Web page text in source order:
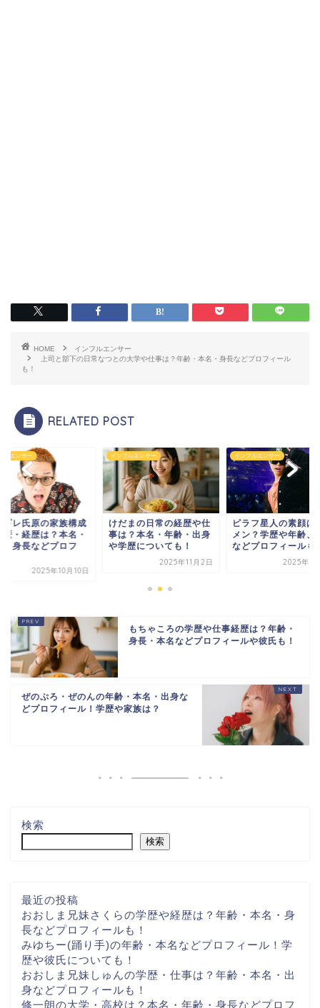
HOME
インフルエンサー
上司と部下の日常なつとの大学や仕事は？年齢・本名・身長などプロフィール
も！
RELATED POST
ルエンサー
まの日常の経歴や仕
？本名・年齢・出身
歴についても！
インフルエンサー
ピラフ星人の素顔はイケ
メン？学歴や年齢、出身
などプロフィールも！
2025年7月16日
インフルエンサー
ブチギレ氏原の家族
や学歴・経歴は？本
年齢・身長などプロ
もちゃころの学歴や仕事経歴は？年齢・
身長・本名などプロフィールや彼氏も！
ぜのぷろ・ぜのんの年齢・本名・出身な
どプロフィール！学歴や家族は？
検索
検索
最近の投稿
おおしま兄妹さくらの学歴や経歴は？年齢・本名・身
長などプロフィールも！
みゆちー(踊り手)の年齢・本名などプロフィール！学
歴や彼氏についても！
おおしま兄妹しゅんの学歴・仕事は？年齢・本名・出
身などプロフィールも！
修一朗の大学・高校は？本名・年齢・身長などプロフ